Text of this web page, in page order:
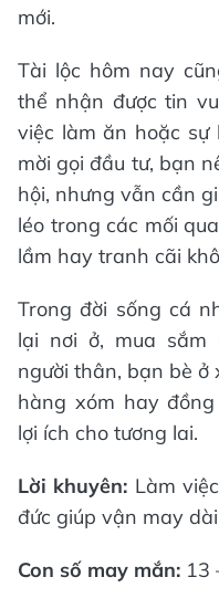
mới.
Tài lộc hôm nay
thể nhận được tin
việc làm ăn hoặc sự
mời gọi đầu tư, bạn
hội, nhưng vẫn cần
léo trong các mối
lầm hay tranh cãi
Trong đời sống cá
lại nơi ở, mua sắm
người thân, bạn bè ở
hàng xóm hay
lợi ích cho tương lai.
Lời khuyên: Làm
đức giúp vận may
Con số may mắn: 13